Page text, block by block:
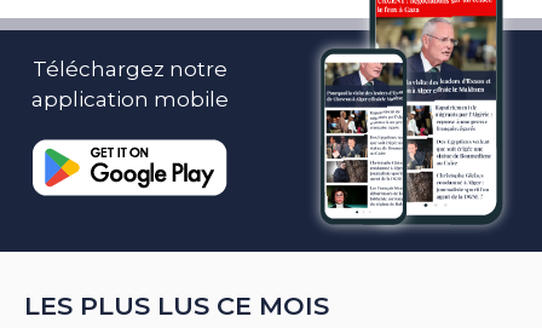
Téléchargez notre
application mobile
LES PLUS LUS CE MOIS